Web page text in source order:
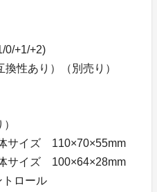
0/+1/+2)
性あり）（別売り）
サイズ 110×70×55mm
サイズ 100×64×28mm
ロール